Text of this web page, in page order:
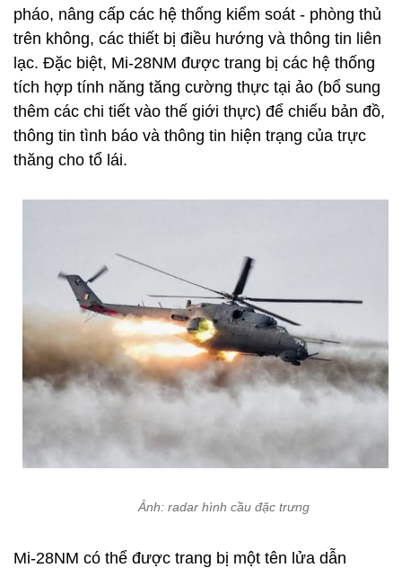
pháo, nâng cấp các hệ thống kiểm soát - phòng thủ
trên không, các thiết bị điều hướng và thông tin liên
lạc. Đặc biệt, Mi-28NM được trang bị các hệ thống
tích hợp tính năng tăng cường thực tại ảo (bổ sung
thêm các chi tiết vào thế giới thực) để chiếu bản đồ,
thông tin tình báo và thông tin hiện trạng của trực
thăng cho tổ lái.
Ảnh: radar hình cầu đặc trưng
Mi-28NM có thể được trang bị một tên lửa dẫn